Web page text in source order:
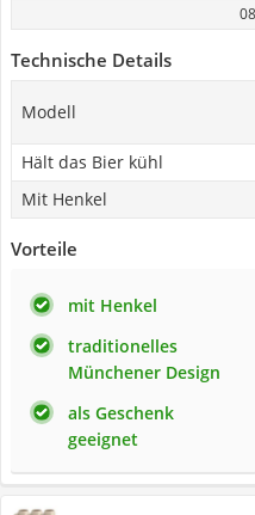
Technische Details
Modell
Hält das Bier kühl
Mit Henkel
Vorteile
mit Henkel
traditionelles
Münchener Design
als Geschenk
geeignet